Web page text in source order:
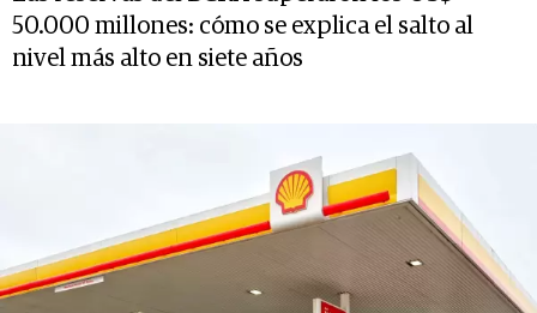
50.000 millones: cómo se explica el salto al
nivel más alto en siete años